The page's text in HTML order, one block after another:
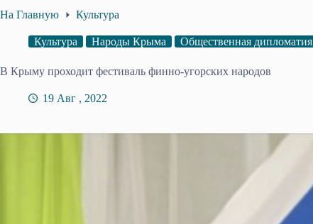
На Главную Культура
Культура Народы Крыма Общественная дипломатия
В Крыму проходит фестиваль финно-угорских народов
19 Авг , 2022